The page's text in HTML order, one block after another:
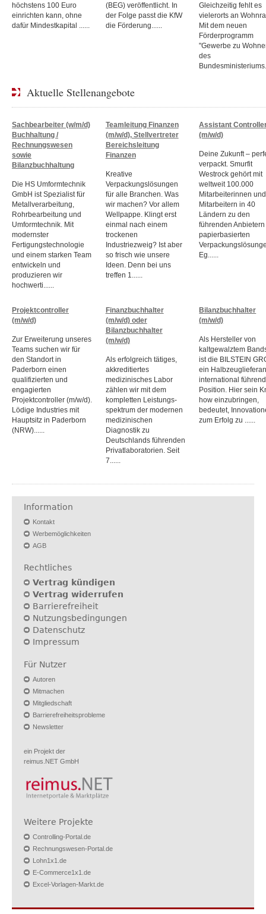
höchstens 100 Euro
einrichten kann, ohne
dafür Mindestkapital ......
(BEG) veröffentlicht. In
der Folge passt die KfW
die Förderung......
Gleichzeitig fehlt es
vielerorts an
Mit dem neuen
Förderprogramm
"Gewerbe zu
des
Aktuelle Stellenangebote
Sachbearbeiter (w/m/d)
Buchhaltung /
Rechnungswesen
sowie
Bilanzbuchhaltung
Die HS Umformtechnik
GmbH ist Spezialist für
Metallverarbeitung,
Rohrbearbeitung und
Umformtechnik. Mit
modernster
Fertigungstechnologie
und einem starken Team
entwickeln und
produzieren wir
hochwerti......
Teamleitung Finanzen
(m/w/d), Stellvertreter
Bereichsleitung
Finanzen
Kreative
Verpackungslösungen
für alle Branchen. Was
wir machen? Vor allem
Wellpappe. Klingt erst
einmal nach einem
trockenen
Industriezweig? Ist aber
so frisch wie unsere
Ideen. Denn bei uns
treffen 1......
Assistant
(m/w/d)
Deine Zukunft –
verpackt. Smurfit
Westrock gehört mit
weltweit 100.000
Mitarbeiter­innen und
Mitarbeitern in 40
Ländern zu den
führenden
papier­basierten
Eg......
Projektcontroller
(m/w/d)
Zur Erweiterung unseres
Teams suchen wir für
den Standort in
Paderborn einen
qualifizierten und
engagierten
Projektcontroller (m/w/d).
Lödige Industries mit
Hauptsitz in Paderborn
(NRW)......
Finanzbuchhalter
(m/w/d) oder
Bilanzbuchhalter
(m/w/d)
Als erfolgreich tätiges,
akkreditiertes
medizinisches Labor
zählen wir mit dem
kompletten Leistungs­
spektrum der modernen
medizinischen
Diagnostik zu
Deutschlands führenden
Privat­laboratorien. Seit
7......
Bilanzbuchhalter
(m/w/d)
Als Hersteller von
kaltgewalztem
ist die BILSTEIN
ein
inter­national
Position. Hier sein
how einzubringen,
bedeutet,
zum Erfolg zu ......
Information
Kontakt
Werbemöglichkeiten
AGB
Rechtliches
Vertrag kündigen
Vertrag widerrufen
Barrierefreiheit
Nutzungsbedingungen
Datenschutz
Impressum
Für Nutzer
Autoren
Mitmachen
Mitgliedschaft
Barrierefreiheitsprobleme
Newsletter
ein Projekt der
reimus.NET GmbH
Weitere Projekte
Controlling-Portal.de
Rechnungswesen-Portal.de
Lohn1x1.de
E-Commerce1x1.de
Excel-Vorlagen-Markt.de